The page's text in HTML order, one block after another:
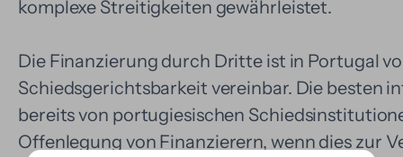
komplexe Streitigkeiten gewährleistet.
Die Finanzierung durch Dritte ist in Portugal
Schiedsgerichtsbarkeit vereinbar. Die besten
bereits von portugiesischen
Offenlegung von Finanzierern, wenn dies zur